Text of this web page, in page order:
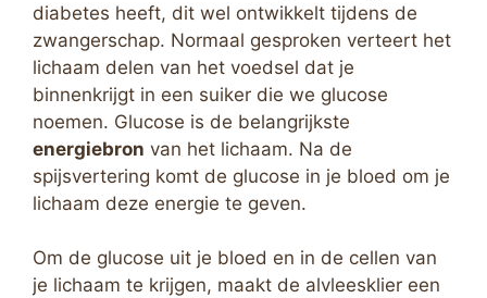
diabetes heeft, dit wel ontwikkelt tijdens de
zwangerschap. Normaal gesproken verteert het
lichaam delen van het voedsel dat je
binnenkrijgt in een suiker die we glucose
noemen. Glucose is de belangrijkste
energiebron van het lichaam. Na de
spijsvertering komt de glucose in je bloed om je
lichaam deze energie te geven.
Om de glucose uit je bloed en in de cellen van
je lichaam te krijgen, maakt de alvleesklier een